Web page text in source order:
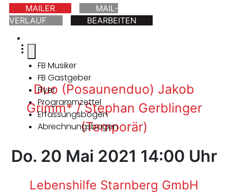
MAILER
MAIL-
VERLAUF
BEARBEITEN
FB Musiker
FB Gastgeber
Flyer
Programmzettel
Erfassungsbogen
Abrechnungsbogen
Duo (Posaunenduo) Jakob
Grimm* / Stephan Gerblinger
(Temporär)
Do. 20 Mai 2021 14:00 Uhr
Lebenshilfe Starnberg GmbH